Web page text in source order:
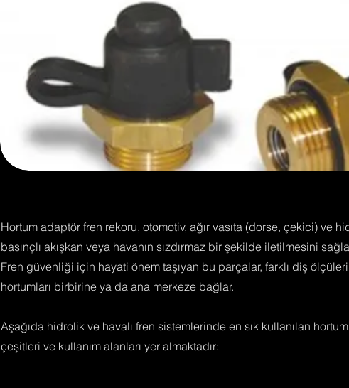
Hortum adaptör fren rekoru, otomotiv, ağır vasıta (dorse, çekici) ve
basınçlı akışkan veya havanın sızdırmaz bir şekilde iletilmesini
Fren güvenliği için hayati önem taşıyan bu parçalar, farklı diş
hortumları birbirine ya da ana merkeze bağlar.
Aşağıda hidrolik ve havalı fren sistemlerinde en sık kullanılan
çeşitleri ve kullanım alanları yer almaktadır: